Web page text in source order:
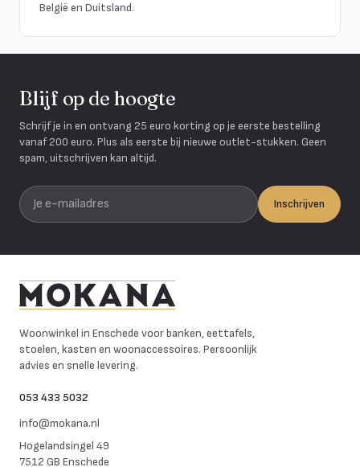
België en Duitsland.
Blijf op de hoogte
Schrijf je in en ontvang 25 euro korting op je eerste bestelling
vanaf 200 euro. Plus als eerste bij nieuwe outlet-stukken. Geen
spam, uitschrijven kan altijd.
Je e-mailadres
Inschrijven
Woonwinkel in Enschede voor banken, eettafels,
stoelen, kasten en woonaccessoires. Persoonlijk
advies en snelle levering.
053 433 5032
info@mokana.nl
Hogelandsingel 49
7512 GB Enschede